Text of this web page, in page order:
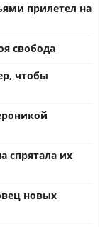
прилетел на
свобода
чтобы
спрятала их
новых